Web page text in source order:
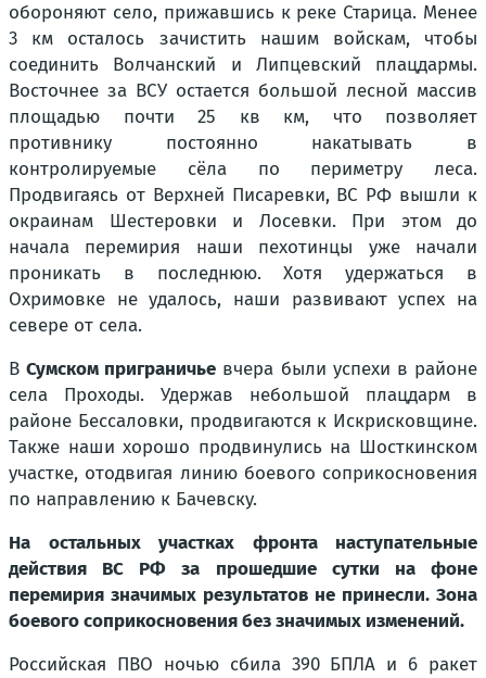
обороняют село, прижавшись к реке Старица. Менее
3 км осталось зачистить нашим войскам, чтобы
соединить Волчанский и Липцевский плацдармы.
Восточнее за ВСУ остается большой лесной массив
площадью почти 25 кв км, что позволяет
противнику постоянно накатывать в
контролируемые сёла по периметру леса.
Продвигаясь от Верхней Писаревки, ВС РФ вышли к
окраинам Шестеровки и Лосевки. При этом до
начала перемирия наши пехотинцы уже начали
проникать в последнюю. Хотя удержаться в
Охримовке не удалось, наши развивают успех на
севере от села.
ВСумском приграничье вчера были успехи в районе
села Проходы. Удержав небольшой плацдарм в
районе Бессаловки, продвигаются к Искрисковщине.
Также наши хорошо продвинулись на Шосткинском
участке, отодвигая линию боевого соприкосновения
по направлению к Бачевску.
На остальных участках фронта наступательные
действия ВС РФ за прошедшие сутки на фоне
перемирия значимых результатов не принесли. Зона
боевого соприкосновения без значимых изменений.
Российская ПВО ночью сбила 390 БПЛА и 6 ракет